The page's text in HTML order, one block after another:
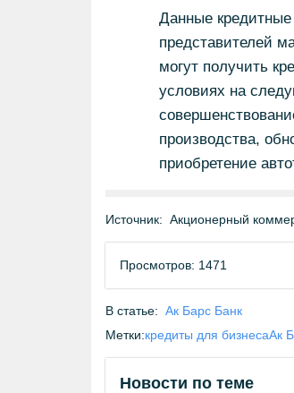
Данные
представителей
могут получить
условиях на
производства,
приобретение
Источник: Акционерный
Просмотров: 1471
В статье: Ак Барс Банк
Метки:кредиты для бизнесаАк
Новости по теме